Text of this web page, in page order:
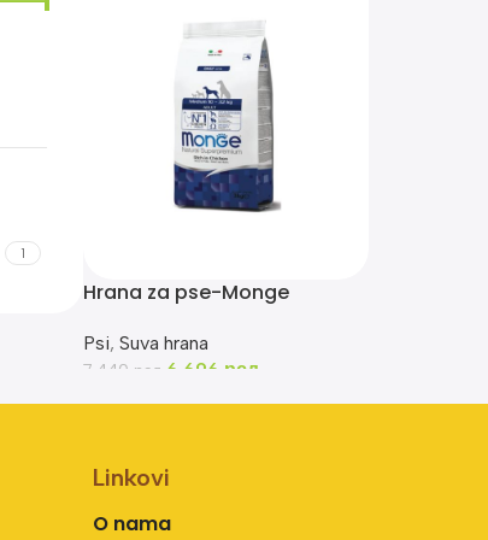
1
Hrana za pse-Monge
Psi, Suva hrana
7.440 рсд 6.696 рсд
Linkovi
O nama